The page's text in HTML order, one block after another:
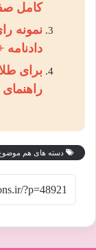
کامل
برای
دسته های هم